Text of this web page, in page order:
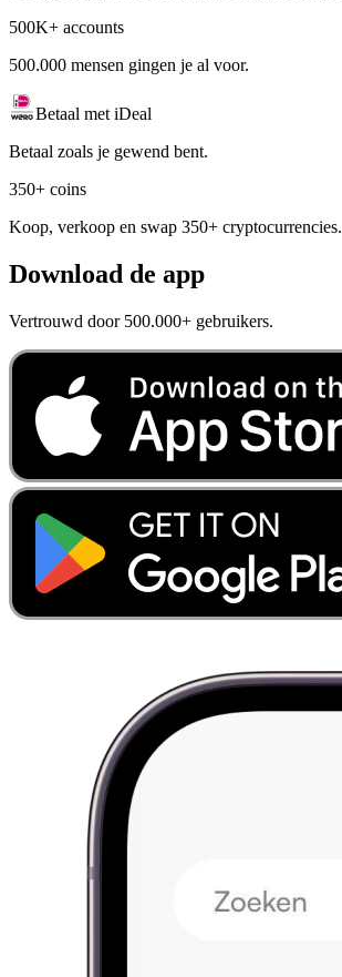
500K+ accounts
500.000 mensen gingen je al voor.
Betaal met iDeal
Betaal zoals je gewend bent.
350+ coins
Koop, verkoop en swap 350+ cryptocurrencies.
Download de app
Vertrouwd door 500.000+ gebruikers.